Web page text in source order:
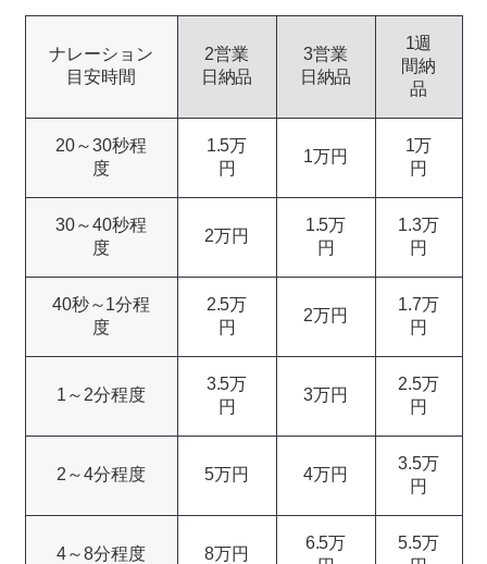
ナレーション
目安時間
2営業
日納品
3営業
日納品
1週
間納
品
20～30秒程
度
1.5万
円
1万円
1万
円
30～40秒程
度
2万円
1.5万
円
1.3万
円
40秒～1分程
度
2.5万
円
2万円
1.7万
円
1～2分程度
3.5万
円
3万円
2.5万
円
2～4分程度 5万円 4万円
3.5万
円
4～8分程度 8万円
6.5万
5.5万